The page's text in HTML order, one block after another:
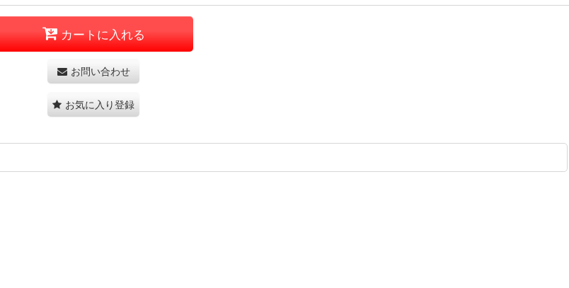
カートに入れる
お問い合わせ
お気に入り登録